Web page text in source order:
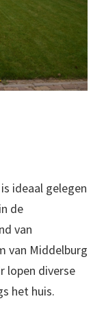
ideaal gelegen
de
van
van Middelburg
lopen diverse
het huis.